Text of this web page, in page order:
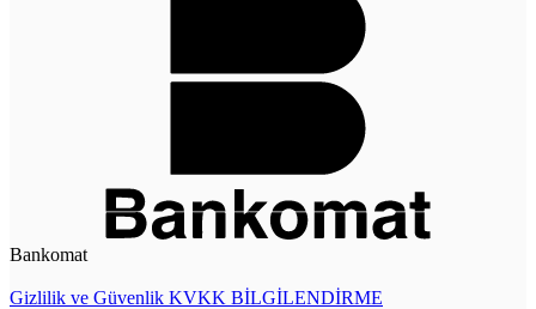
Bankomat
Gizlilik ve Güvenlik KVKK BİLGİLENDİRME